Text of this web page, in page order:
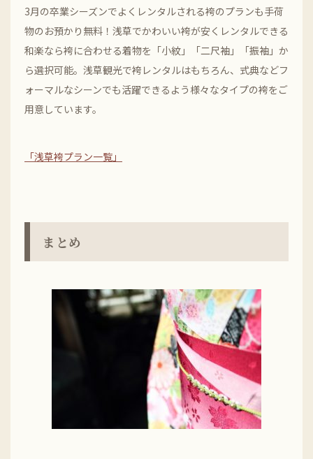
3月の卒業シーズンでよくレンタルされる袴のプランも手荷
物のお預かり無料！浅草でかわいい袴が安くレンタルできる
和楽なら袴に合わせる着物を「小紋」「二尺袖」「振袖」か
ら選択可能。浅草観光で袴レンタルはもちろん、式典などフ
ォーマルなシーンでも活躍できるよう様々なタイプの袴をご
用意しています。
「浅草袴プラン一覧」
まとめ